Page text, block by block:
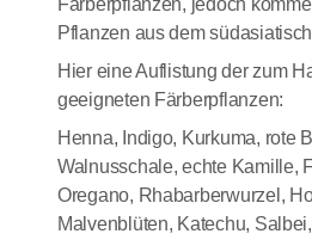
Pflanzen aus dem
Hier eine Auflistung der zum
geeigneten Färberpflanzen:
Henna, Indigo, Kurkuma, rote
Walnusschale, echte Kamille,
Oregano, Rhabarberwurzel,
Malvenblüten, Katechu,